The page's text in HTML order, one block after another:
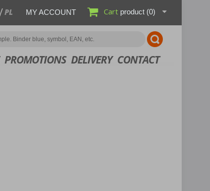
PL MY ACCOUNT Cart product (0)
PROMOTIONS DELIVERY CONTACT